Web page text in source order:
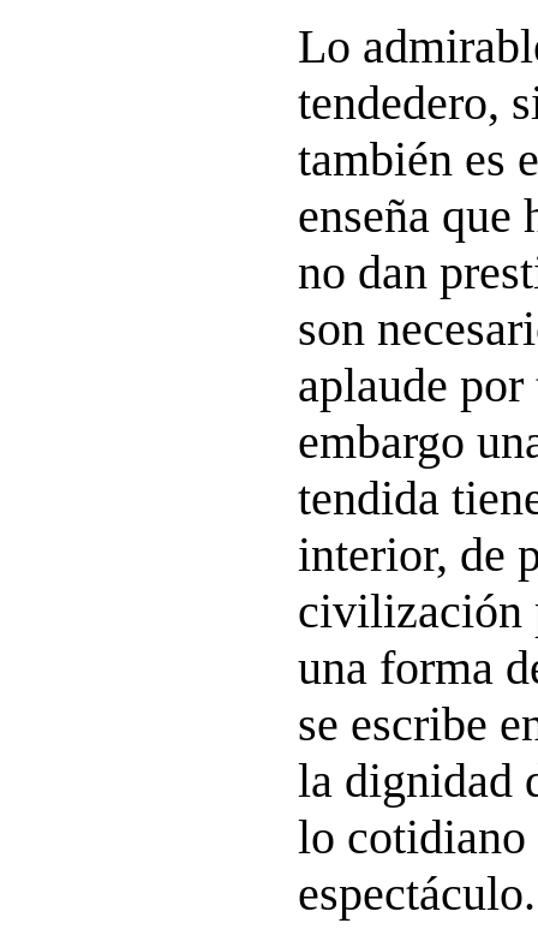
Lo
tendedero,
también es
enseña que
no dan
son
aplaude
embargo
tendida
interior, de
civilización
una forma
se escribe
la dignidad
lo
espectáculo.